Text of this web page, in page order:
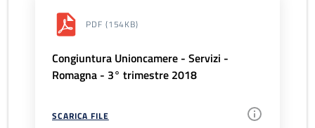
PDF (154KB)
Congiuntura Unioncamere - Servizi -
Romagna - 3° trimestre 2018
SCARICA FILE